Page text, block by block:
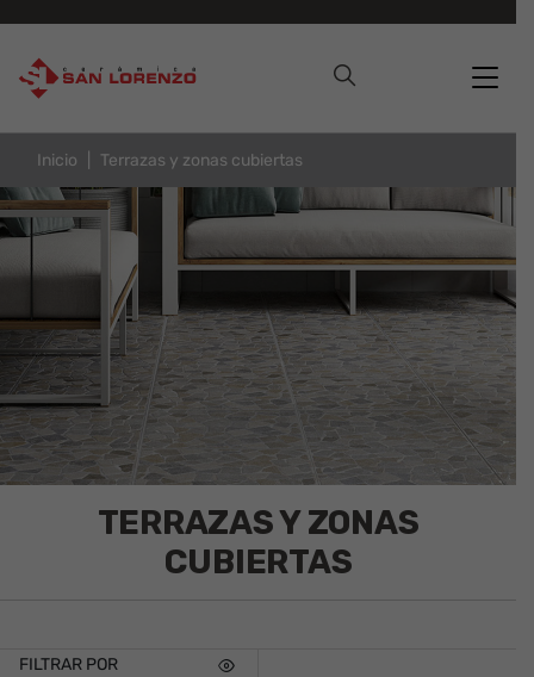
Inicio Terrazas y zonas cubiertas
TERRAZAS Y ZONAS
CUBIERTAS
FILTRAR POR